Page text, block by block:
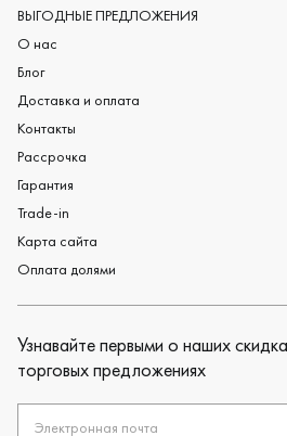
Черные обручальные кольца
ВЫГОДНЫЕ ПРЕДЛОЖЕНИЯ
О нас
Блог
Доставка и оплата
Контакты
Рассрочка
Гарантия
Trade-in
Карта сайта
Оплата долями
Узнавайте первыми о наших
торговых предложениях
Электронная почта